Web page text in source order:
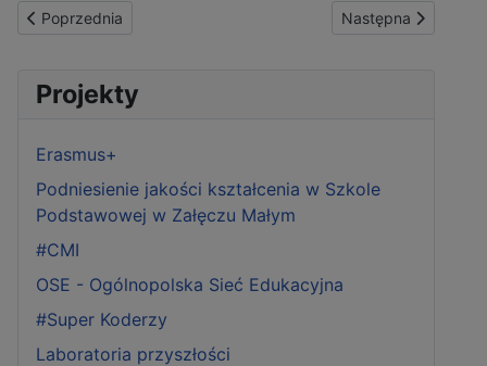
Poprzednia strona: Projekt grantowy #SuperKoderzy
Poprzednia Następna strona:
Następna
Projekty
Erasmus+
Podniesienie jakości kształcenia w Szkole
Podstawowej w Załęczu Małym
#CMI
OSE - Ogólnopolska Sieć Edukacyjna
#Super Koderzy
Laboratoria przyszłości